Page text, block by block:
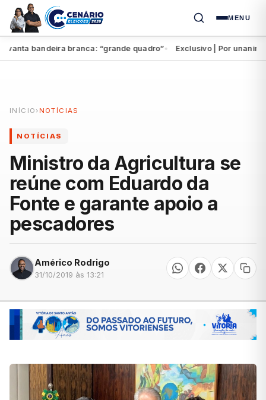
MENU
bandeira branca: “grande quadro”● Exclusivo | Por
INÍCIO ›NOTÍCIAS
NOTÍCIAS
Ministro da Agricultura se
reúne com Eduardo da
Fonte e garante apoio a
pescadores
Américo Rodrigo
31/10/2019 às 13:21